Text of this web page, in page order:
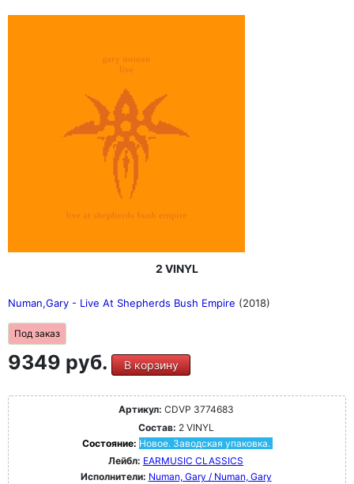
2 VINYL
Numan,Gary - Live At Shepherds Bush Empire (2018)
Под заказ
9349 руб. В корзину
Артикул: CDVP 3774683
Состав: 2 VINYL
Состояние: Новое. Заводская упаковка.
Лейбл: EARMUSIC CLASSICS
Исполнители: Numan, Gary / Numan, Gary